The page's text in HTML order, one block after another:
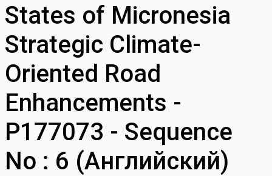
States of Micronesia
Strategic Climate-
Oriented Road
Enhancements -
P177073 - Sequence
No : 6 (Английский)